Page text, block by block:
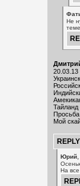
Не
Тайланд
Просьба
Мой
Юрий,
На